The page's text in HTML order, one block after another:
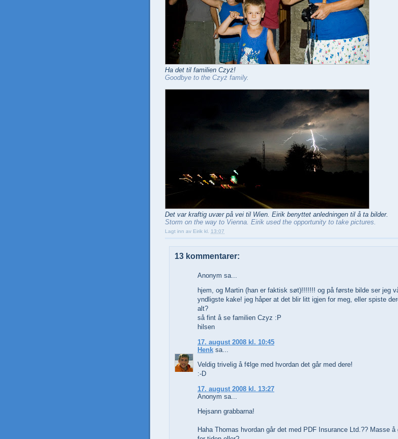
Ha det til familien Czyż!
Goodbye to the Czyż family.
Det var kraftig uvær på vei til Wien. Eirik benyttet anledningen til å ta bilder.
Storm on the way to Vienna. Eirik used the opportunity to take pictures.
Lagt inn av Eirik kl. 13:07
13 kommentarer:
Anonym sa...
hjem, og Martin (han er faktisk søt)!!!!!!! og på første bilde ser jeg
yndligste kake! jeg håper at det blir litt igjen for meg, eller spiste
alt?
så fint å se familien Czyz :P
hilsen
17. august 2008 kl. 10:45
Henk sa...
Veldig trivelig å f¢lge med hvordan det går med dere!
:-D
17. august 2008 kl. 13:27
Anonym sa...
Hejsann grabbarna!
Haha Thomas hvordan går det med PDF Insurance Ltd.?? Masse å